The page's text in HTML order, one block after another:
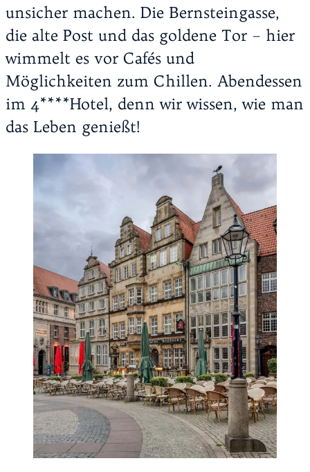
unsicher machen. Die Bernsteingasse,
die alte Post und das goldene Tor – hier
wimmelt es vor Cafés und
Möglichkeiten zum Chillen. Abendessen
im 4****Hotel, denn wir wissen, wie man
das Leben genießt!